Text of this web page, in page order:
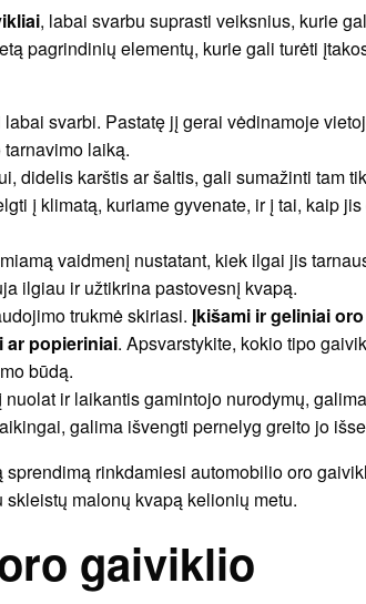
, labai svarbu suprasti veiksnius, kurie
pagrindinių elementų, kurie gali turėti
svarbi. Pastatę jį gerai vėdinamoje
laiką.
didelis karštis ar šaltis, gali sumažinti tam
į klimatą, kuriame gyvenate, ir į tai, kaip
vaidmenį nustatant, kiek ilgai jis
ilgiau ir užtikrina pastovesnį kvapą.
trukmė skiriasi. Įkišami ir geliniai oro
ar popieriniai. Apsvarstykite, kokio tipo
būdą.
ir laikantis gamintojo nurodymų, galima
galima išvengti pernelyg greito jo
rinkdamiesi automobilio oro
malonų kvapą kelionių metu.
gaiviklio